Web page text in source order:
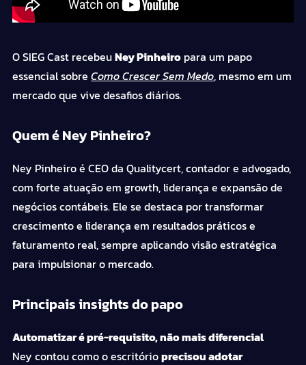
O SIEG Cast recebeuNey Pinheiro para um papo
essencial sobre Como Crescer Sem Medo, mesmo em um
mercado que vive desafios diários.
Quem é Ney Pinheiro?
Ney Pinheiro é CEO da Qualitycert, contador e advogado,
com forte atuação em growth, liderança e expansão de
negócios contábeis. Ele se destaca por transformar
crescimento e liderança em resultados práticos e
faturamento real, sempre aplicando visão estratégica
para impulsionar o mercado.
Principais insights do papo
Automatizar é pré-requisito, não mais diferencial
Ney contou como o escritórioprecisou adotar